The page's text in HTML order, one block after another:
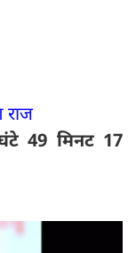
राज
49 मिनट 17